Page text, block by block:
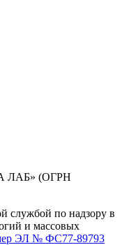
ЛАБ» (ОГРН
службой по надзору в
и массовых
ЭЛ № ФС77-89793